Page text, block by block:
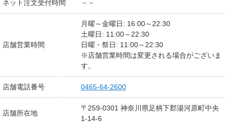
ネット注文受付時間 －－
店舗営業時間
月曜～金曜日: 16:00～22:30
土曜日: 11:00～22:30
日曜・祭日: 11:00～22:30
※店舗営業時間は変更される場合がございま
す。
店舗電話番号 0465-64-2600
店舗所在地
〒259-0301 神奈川県足柄下郡湯河原町中央
1-14-6